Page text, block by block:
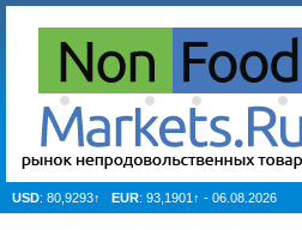
USD: 80,9293↑ EUR: 93,1901↑ - 06.08.2026